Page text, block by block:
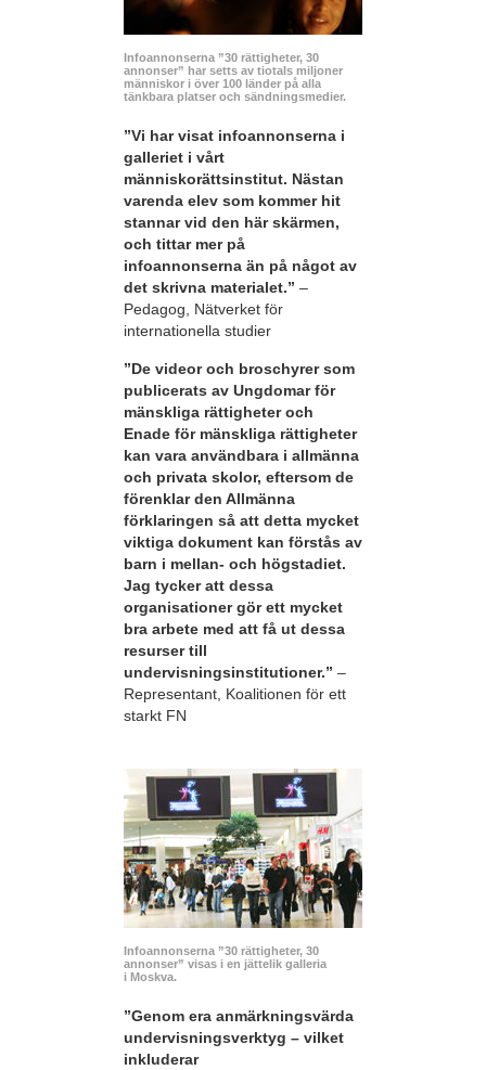
Infoannonserna ”30 rättigheter, 30
annonser” har setts av tiotals miljoner
människor i över 100 länder på alla
tänkbara platser och sändningsmedier.
”Vi har visat infoannonserna i
galleriet i vårt
människorättsinstitut. Nästan
varenda elev som kommer hit
stannar vid den här skärmen,
och tittar mer på
infoannonserna än på något av
det skrivna materialet.” –
Pedagog, Nätverket för
internationella studier
”De videor och broschyrer som
publicerats av Ungdomar för
mänskliga rättigheter och
Enade för mänskliga rättigheter
kan vara användbara i allmänna
och privata skolor, eftersom de
förenklar den Allmänna
förklaringen så att detta mycket
viktiga dokument kan förstås av
barn i mellan- och högstadiet.
Jag tycker att dessa
organisationer gör ett mycket
bra arbete med att få ut dessa
resurser till
undervisningsinstitutioner.” –
Representant, Koalitionen för ett
starkt FN
Infoannonserna ”30 rättigheter, 30
annonser” visas i en jättelik galleria
i Moskva.
”Genom era anmärkningsvärda
undervisningsverktyg – vilket
inkluderar